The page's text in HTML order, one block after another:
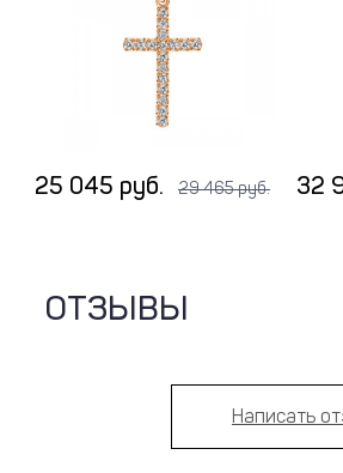
25 045 руб. 29 465 руб. 32
ОТЗЫВЫ
Написать